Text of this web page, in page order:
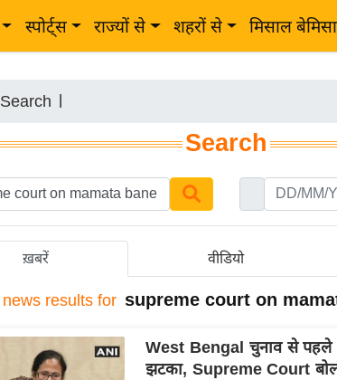
स्पोर्ट्स राज्यों से शहरों से मिसाल
Search
Search
ख़बरें वीडियो
news results for supreme court on
West Bengal चुनाव से
झटका, Supreme Court